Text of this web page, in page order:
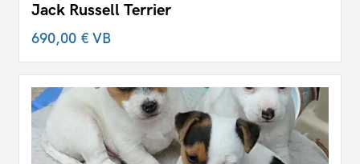
Jack Russell Terrier
690,00 €VB